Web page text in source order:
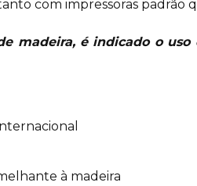
com impressoras padrão
madeira, é indicado o
à madeira